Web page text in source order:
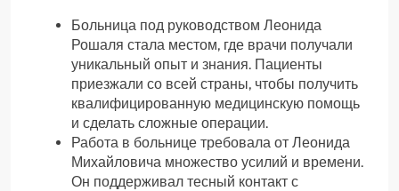
Больница под руководством Леонида
Рошаля стала местом, где врачи получали
уникальный опыт и знания. Пациенты
приезжали со всей страны, чтобы получить
квалифицированную медицинскую помощь
и сделать сложные операции.
Работа в больнице требовала от Леонида
Михайловича множество усилий и времени.
Он поддерживал тесный контакт с